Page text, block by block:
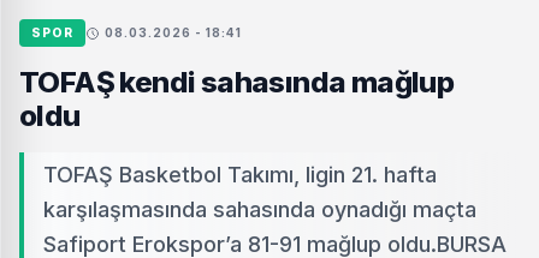
SPOR 08.03.2026 - 18:41
TOFAŞ kendi sahasında mağlup
oldu
TOFAŞ Basketbol Takımı, ligin 21. hafta
karşılaşmasında sahasında oynadığı maçta
Safiport Erokspor’a 81-91 mağlup oldu.BURSA